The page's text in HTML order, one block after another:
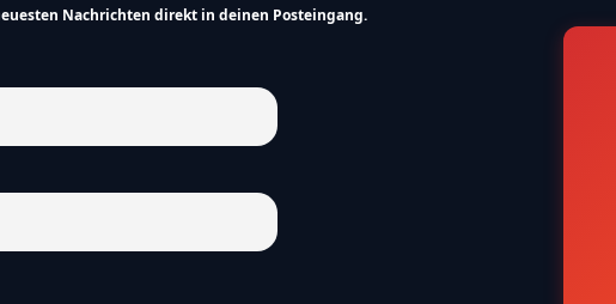
Nachrichten direkt in deinen Posteingang.